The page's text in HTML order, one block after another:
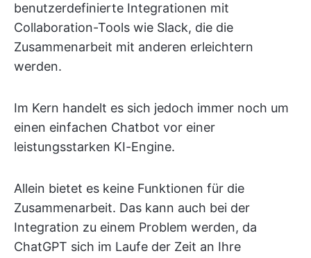
benutzerdefinierte Integrationen mit
Collaboration-Tools wie Slack, die die
Zusammenarbeit mit anderen erleichtern
werden.
Im Kern handelt es sich jedoch immer noch um
einen einfachen Chatbot vor einer
leistungsstarken KI-Engine.
Allein bietet es keine Funktionen für die
Zusammenarbeit. Das kann auch bei der
Integration zu einem Problem werden, da
ChatGPT sich im Laufe der Zeit an Ihre